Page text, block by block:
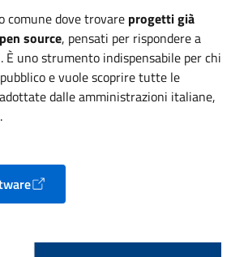
comune dove trovare progetti già
source, pensati per rispondere a
È uno strumento indispensabile per chi
e vuole scoprire tutte le
dalle amministrazioni italiane,
un nuovo tab